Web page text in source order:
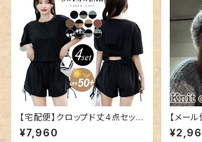
【宅配便】クロップド丈4点セット
水着／hys2851
¥7,960
【メー
スカラ